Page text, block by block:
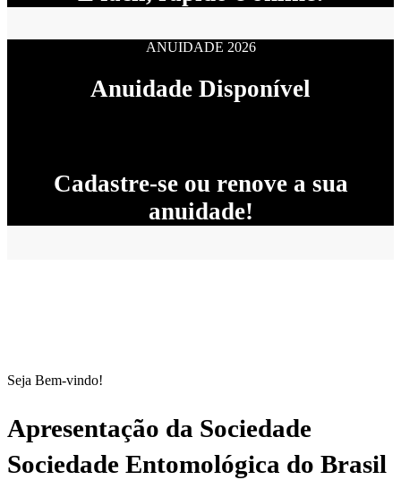
ANUIDADE 2026
Anuidade Disponível
Cadastre-se ou renove a sua
anuidade!
Seja Bem-vindo!
Apresentação da Sociedade
Sociedade Entomológica do Brasil